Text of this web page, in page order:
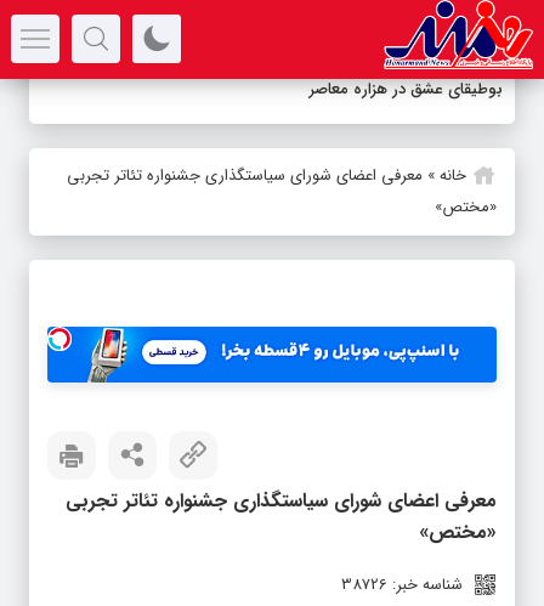
بوطیقای عشق در هزاره معاصر
خانه» معرفی اعضای شورای سیاستگذاری جشنواره تئاتر تجربی
«مختص»
معرفی اعضای شورای سیاستگذاری جشنواره تئاتر تجربی
«مختص»
شناسه خبر: 38726